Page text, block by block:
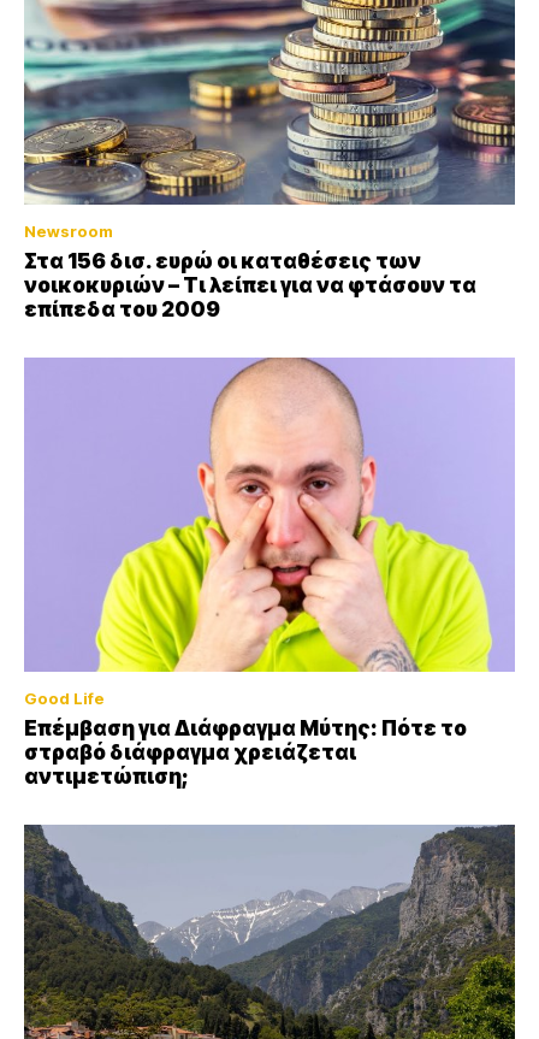
Newsroom
Στα 156 δισ. ευρώ οι καταθέσεις των
νοικοκυριών – Τι λείπει για να φτάσουν τα
επίπεδα του 2009
Good Life
Επέμβαση για Διάφραγμα Μύτης: Πότε το
στραβό διάφραγμα χρειάζεται
αντιμετώπιση;